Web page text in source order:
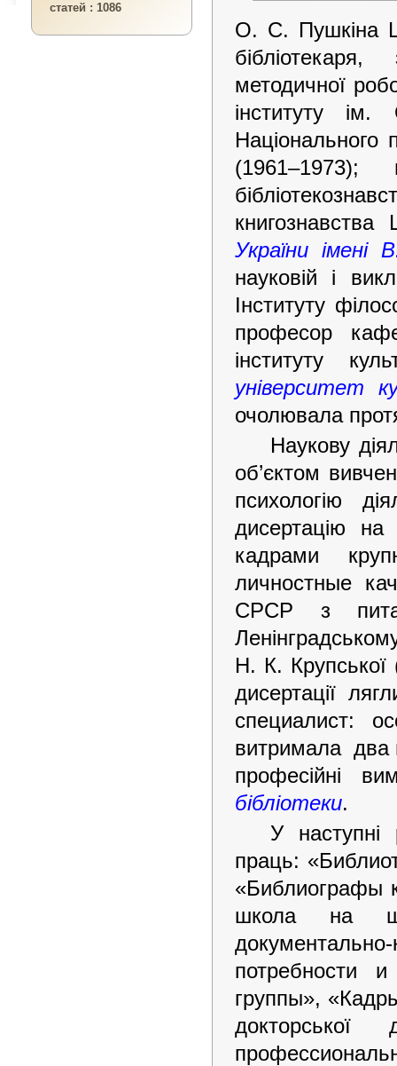
статей : 1086
О. С. Пушкіна
методичної
інституту
Національного
(1961–1973);
України імені
науковій і
Інституту
професор
інституту
університет
очолювала
Наукову
об’єктом
психологію
дисертацію
кадрами
личностные
СРСР з
Н. К. Крупської
дисертації
специалист:
витримала два
професійні
бібліотеки.
У наступні
праць:
«Библиографы
школа на
потребности
группы»,
докторської